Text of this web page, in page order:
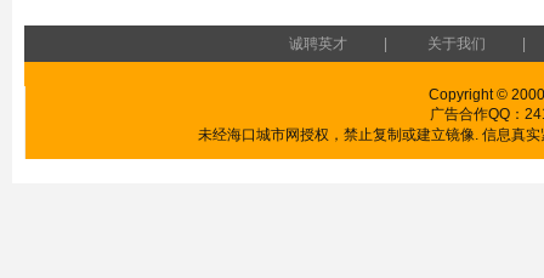
诚聘英才 关于我们
Copyright ©
广告合作QQ：
未经海口城市网授权，禁止复制或建立镜像. 信息真